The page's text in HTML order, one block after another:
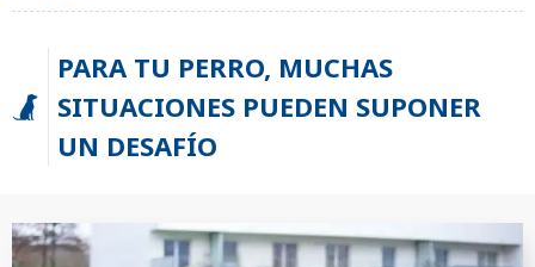
PARA TU PERRO, MUCHAS
SITUACIONES PUEDEN SUPONER
UN DESAFÍO